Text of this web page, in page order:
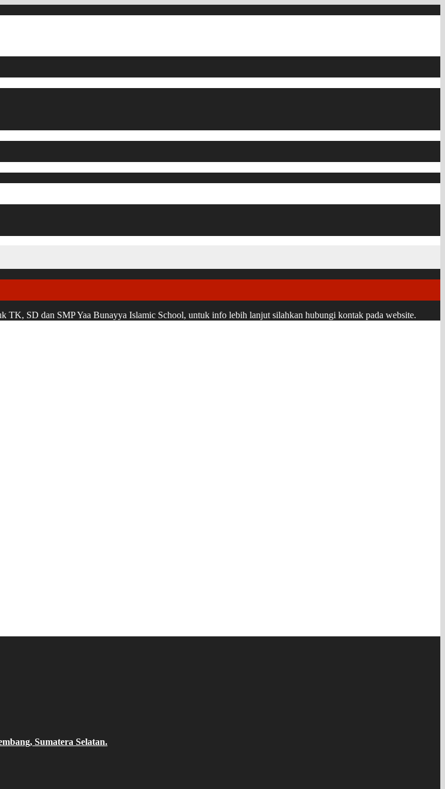
TK, SD dan SMP Yaa Bunayya Islamic School, untuk info lebih lanjut silahkan hubungi kontak pada website.
Sumatera Selatan.